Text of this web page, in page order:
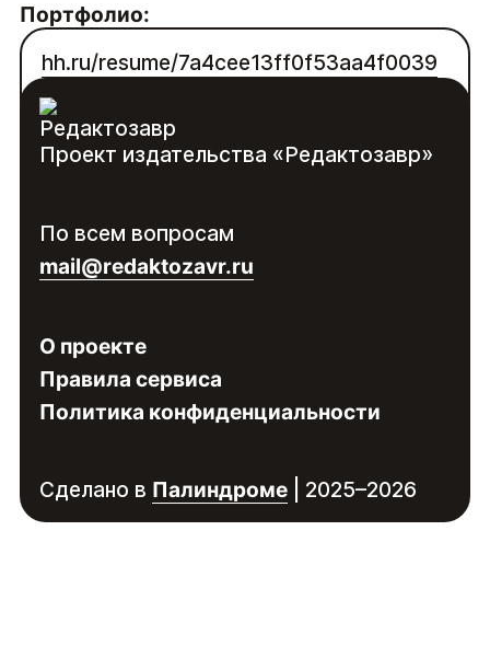
Портфолио:
hh.ru/resume/7a4cee13ff0f53aa4f0039
Контакты:
Войдите
специалиста
Проект издательства «Редактозавр»
По всем вопросам
mail@redaktozavr.ru
О проекте
Правила сервиса
Политика конфиденциальности
Сделано в Палиндроме| 2025–2026